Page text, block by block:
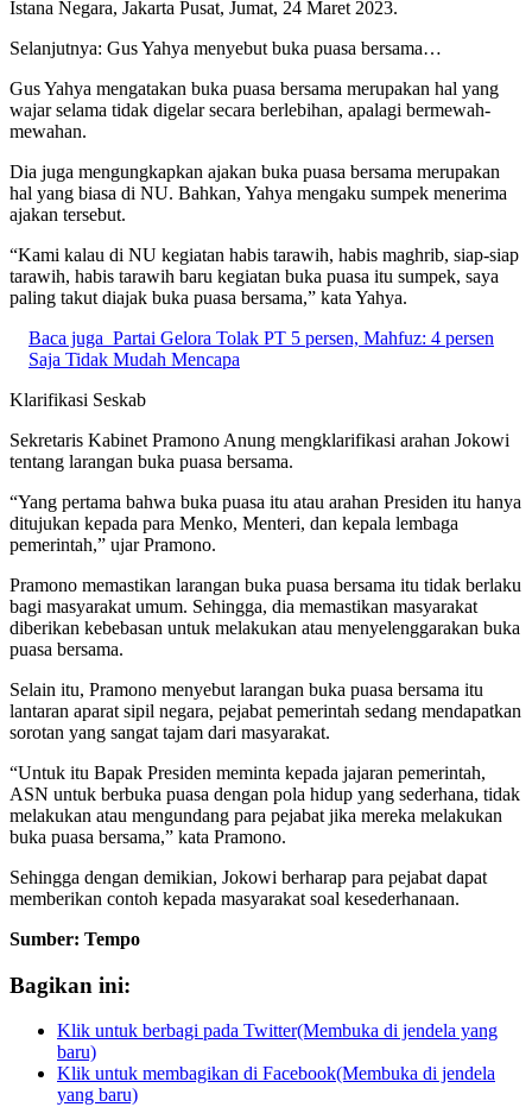
Istana Negara, Jakarta Pusat, Jumat, 24 Maret 2023.
Selanjutnya: Gus Yahya menyebut buka puasa bersama…
Gus Yahya mengatakan buka puasa bersama merupakan hal yang
wajar selama tidak digelar secara berlebihan, apalagi bermewah-
mewahan.
Dia juga mengungkapkan ajakan buka puasa bersama merupakan
hal yang biasa di NU. Bahkan, Yahya mengaku sumpek menerima
ajakan tersebut.
“Kami kalau di NU kegiatan habis tarawih, habis maghrib, siap-siap
tarawih, habis tarawih baru kegiatan buka puasa itu sumpek, saya
paling takut diajak buka puasa bersama,” kata Yahya.
Baca juga Partai Gelora Tolak PT 5 persen, Mahfuz: 4 persen
Saja Tidak Mudah Mencapa
Klarifikasi Seskab
Sekretaris Kabinet Pramono Anung mengklarifikasi arahan Jokowi
tentang larangan buka puasa bersama.
“Yang pertama bahwa buka puasa itu atau arahan Presiden itu hanya
ditujukan kepada para Menko, Menteri, dan kepala lembaga
pemerintah,” ujar Pramono.
Pramono memastikan larangan buka puasa bersama itu tidak berlaku
bagi masyarakat umum. Sehingga, dia memastikan masyarakat
diberikan kebebasan untuk melakukan atau menyelenggarakan buka
puasa bersama.
Selain itu, Pramono menyebut larangan buka puasa bersama itu
lantaran aparat sipil negara, pejabat pemerintah sedang mendapatkan
sorotan yang sangat tajam dari masyarakat.
“Untuk itu Bapak Presiden meminta kepada jajaran pemerintah,
ASN untuk berbuka puasa dengan pola hidup yang sederhana, tidak
melakukan atau mengundang para pejabat jika mereka melakukan
buka puasa bersama,” kata Pramono.
Sehingga dengan demikian, Jokowi berharap para pejabat dapat
memberikan contoh kepada masyarakat soal kesederhanaan.
Sumber: Tempo
Bagikan ini:
Klik untuk berbagi pada Twitter(Membuka di jendela yang
baru)
Klik untuk membagikan di Facebook(Membuka di jendela
yang baru)